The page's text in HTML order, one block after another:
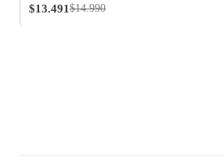
$13.491 $14.990